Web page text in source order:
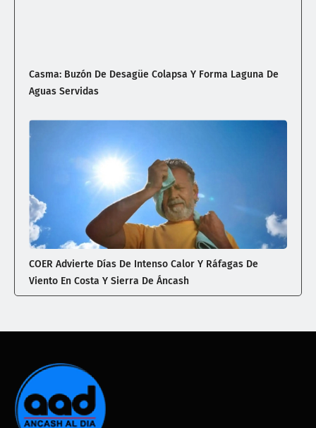
Casma: Buzón De Desagüe Colapsa Y Forma Laguna De
Aguas Servidas
COER Advierte Días De Intenso Calor Y Ráfagas De
Viento En Costa Y Sierra De Áncash